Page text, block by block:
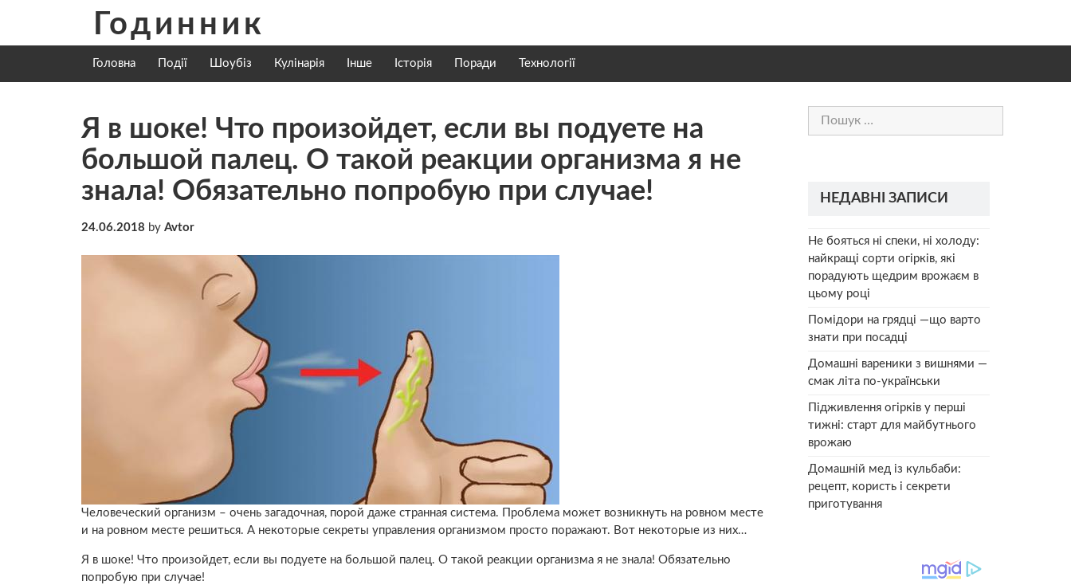
content
Годинник
Головна Події Шоубіз Кулінарія Інше Історія Поради Технології
Я в шоке! Что произойдет, если вы подуете на
большой палец. О такой реакции организма я не
знала! Обязательно попробую при случае!
24.06.2018 by Avtor
Человеческий организм – очень загадочная, порой даже странная система. Проблема может возникнуть на ровном месте
и на ровном месте решиться. А некоторые секреты управления организмом просто поражают. Вот некоторые из них…
Я в шоке! Что произойдет, если вы подуете на большой палец. О такой реакции организма я не знала! Обязательно
попробую при случае!
Пошук:
НЕДАВНІ ЗАПИСИ
Не бояться ні спеки, ні холоду:
найкращі сорти огірків, які
порадують щедрим врожаєм в
цьому році
Помідори на грядці —що варто
знати при посадці
Домашні вареники з вишнями —
смак літа по-українськи
Підживлення огірків у перші
тижні: старт для майбутнього
врожаю
Домашній мед із кульбаби:
рецепт, користь і секрети
приготування